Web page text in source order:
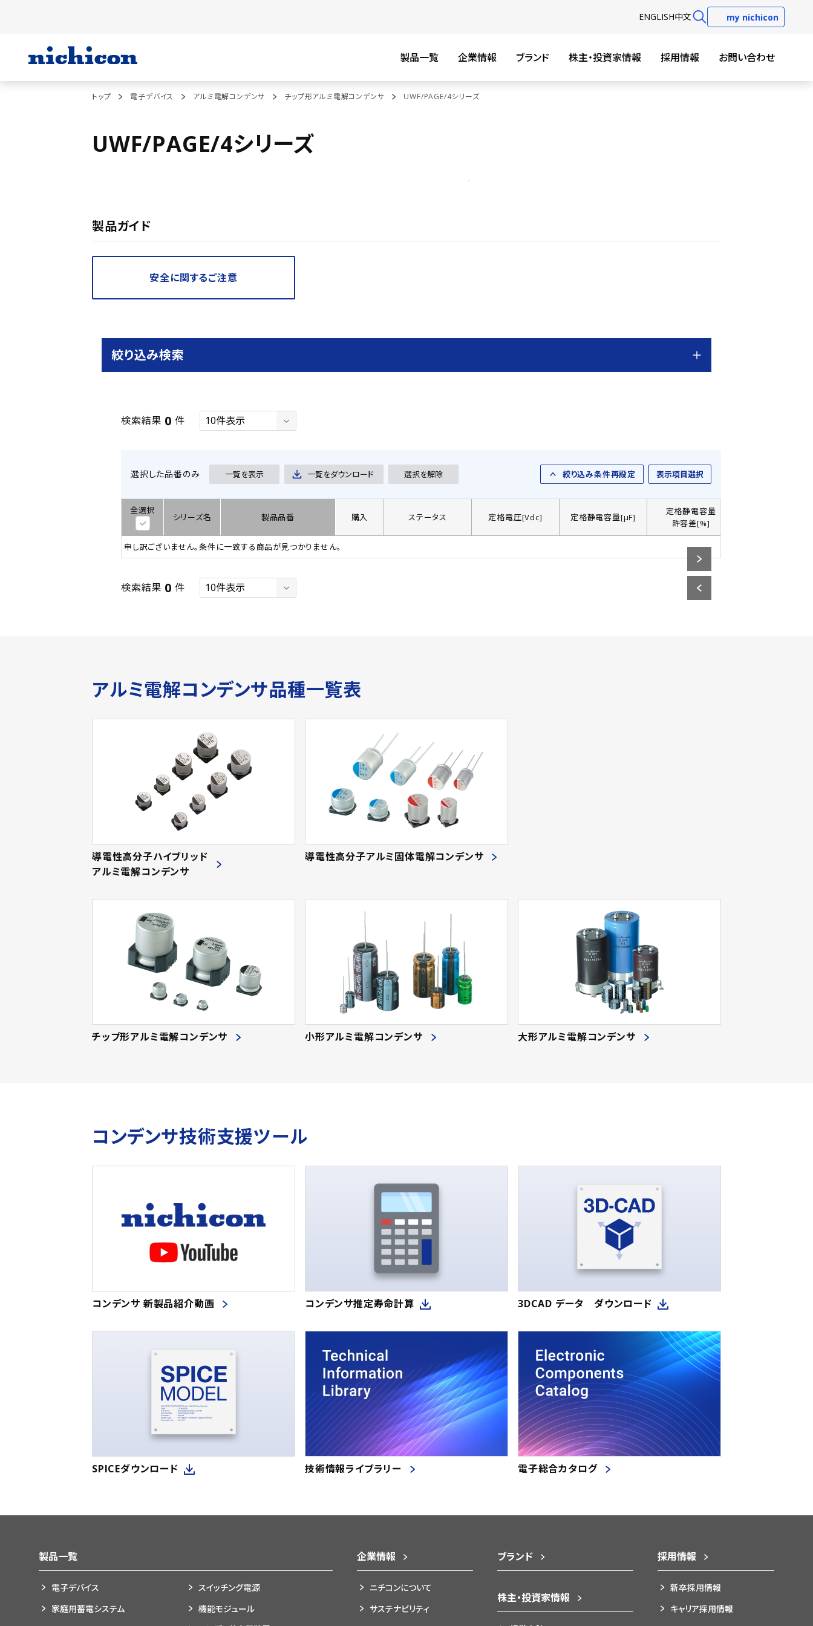
ENGLISH中文 my nichicon
製品一覧 企業情報 ブランド 株主・投資家情報 採用情報 お問い合わせ
トップ 電子デバイス アルミ電解コンデンサ チップ形アルミ電解コンデンサ UWF/PAGE/4シリーズ
UWF/PAGE/4シリーズ
製品ガイド
安全に関するご注意
絞り込み検索
検索結果 0 件
選択した品番のみ 一覧を表示 一覧をダウンロード 選択を解除 絞り込み条件再設定 表示項目選択
全選択
シリーズ名 製品品番 購入 ステータス 定格電圧[Vdc] 定格静電容量[µF]
定格静電容量
許容差[%]
申し訳ございません。条件に一致する商品が見つかりません。
検索結果 0 件
アルミ電解コンデンサ品種一覧表
導電性高分子ハイブリッド
アルミ電解コンデンサ
導電性高分子アルミ固体電解コンデンサ
チップ形アルミ電解コンデンサ 小形アルミ電解コンデンサ 大形アルミ電解コンデンサ
コンデンサ技術支援ツール
コンデンサ 新製品紹介動画 コンデンサ推定寿命計算 3DCAD データ ダウンロード
SPICEダウンロード 技術情報ライブラリー 電子総合カタログ
製品一覧
電子デバイス
家庭用蓄電システム
スイッチング電源
機能モジュール
企業情報
ニチコンについて
サステナビリティ
ブランド
株主・投資家情報
採用情報
新卒採用情報
キャリア採用情報